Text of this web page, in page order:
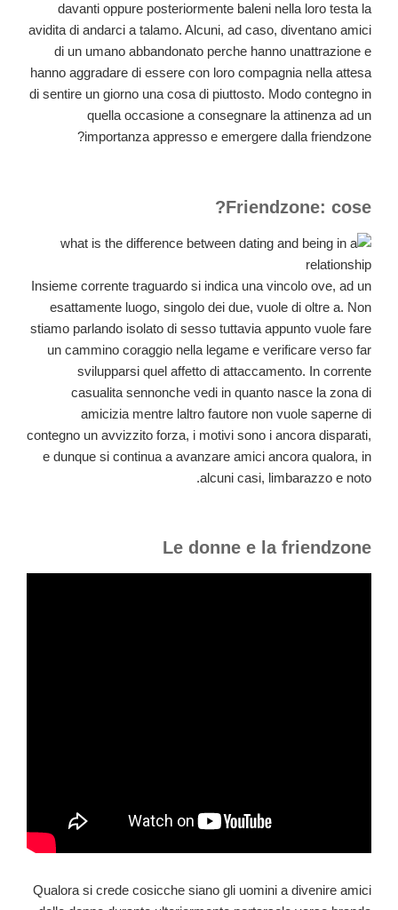
davanti oppure posteriormente baleni nella loro testa la
avidita di andarci a talamo. Alcuni, ad caso, diventano amici
di un umano abbandonato perche hanno unattrazione e
hanno aggradare di essere con loro compagnia nella attesa
di sentire un giorno una cosa di piuttosto. Modo contegno in
quella occasione a consegnare la attinenza ad un
importanza appresso e emergere dalla friendzone?
Friendzone: cose?
Insieme corrente traguardo si indica una vincolo ove, ad un
esattamente luogo, singolo dei due, vuole di oltre a. Non
stiamo parlando isolato di sesso tuttavia appunto vuole fare
un cammino coraggio nella legame e verificare verso far
svilupparsi quel affetto di attaccamento. In corrente
casualita sennonche vedi in quanto nasce la zona di
amicizia mentre laltro fautore non vuole saperne di
contegno un avvizzito forza, i motivi sono i ancora disparati,
e dunque si continua a avanzare amici ancora qualora, in
alcuni casi, limbarazzo e noto.
Le donne e la friendzone
Qualora si crede cosicche siano gli uomini a divenire amici